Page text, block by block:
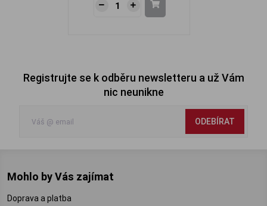
Registrujte se k odběru newsletteru a už Vám
nic neunikne
ODEBÍRAT
Mohlo by Vás zajímat
Doprava a platba